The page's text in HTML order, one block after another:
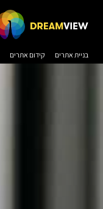
בניית אתרים קידום אתרים